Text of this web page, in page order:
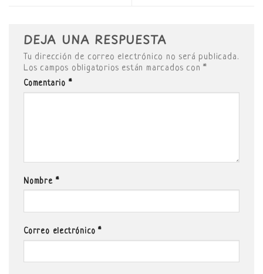
DEJA UNA RESPUESTA
Tu dirección de correo electrónico no será publicada.
Los campos obligatorios están marcados con*
Comentario *
Nombre *
Correo electrónico*